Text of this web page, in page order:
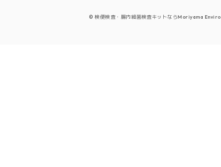
©検便検査・腸内細菌検査キットならMoriyama